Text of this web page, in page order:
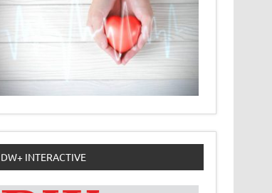
DW+ INTERACTIVE